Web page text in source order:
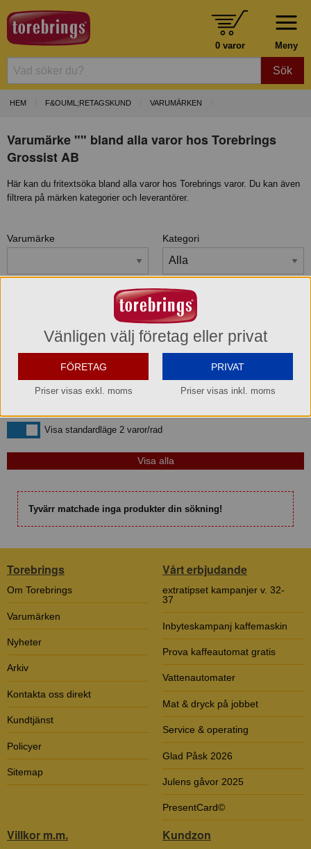
Meny
0 varor
Sök
HEM F&OUML;RETAGSKUND VARUMÄRKEN
Varumärke "" bland alla varor hos Torebrings
Grossist AB
Här kan du fritextsöka bland alla varor hos Torebrings varor. Du kan även
filtrera på märken kategorier och leverantörer.
Varumärke Kategori
Leverantör
Bara kampanjvaror
Bara lagervaror
Visa standardlägeVisa standardläge 2 varor/rad
Tyvärr matchade inga produkter din sökning!
Torebrings
Om Torebrings
Varumärken
Nyheter
Arkiv
Kontakta oss direkt
Kundtjänst
Policyer
Sitemap
Vårt erbjudande
extratipset kampanjer v. 32-
37
Inbyteskampanj kaffemaskin
Prova kaffeautomat gratis
Vattenautomater
Mat & dryck på jobbet
Service & operating
Glad Påsk 2026
Julens gåvor 2025
PresentCard©
Villkor m.m. Kundzon
Vänligen välj företag eller privat
FÖRETAG
Priser visas exkl. moms
PRIVAT
Priser visas inkl. moms